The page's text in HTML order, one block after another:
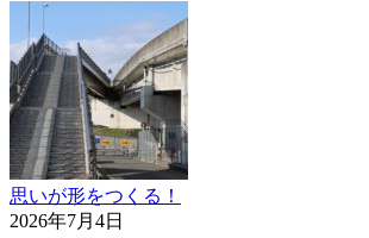
思いが形をつくる！
2026年7月4日